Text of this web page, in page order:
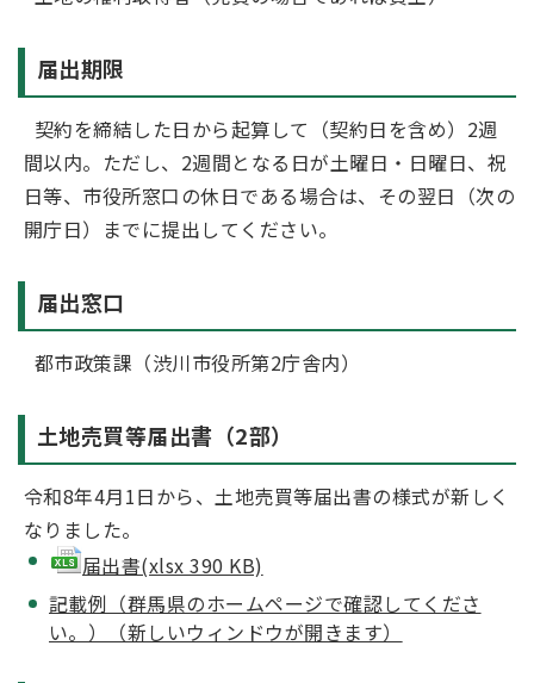
届出期限
契約を締結した日から起算して（契約日を含め）2週
間以内。ただし、2週間となる日が土曜日・日曜日、祝
日等、市役所窓口の休日である場合は、その翌日（次の
開庁日）までに提出してください。
届出窓口
都市政策課（渋川市役所第2庁舎内）
土地売買等届出書（2部）
令和8年4月1日から、土地売買等届出書の様式が新しく
なりました。
届出書(xlsx 390 KB)
記載例（群馬県のホームページで確認してくださ
い。）（新しいウィンドウが開きます）